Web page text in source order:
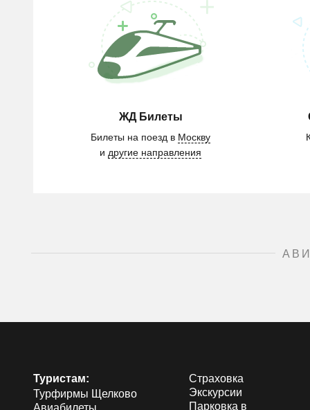
ЖД Билеты
Билеты на поезд в Москву
и другие направления
Туристам:
Турфирмы Щелково
Авиабилеты
Страховка
Экскурсии
Парковка в